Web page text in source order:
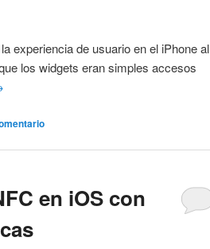
experiencia de usuario en el iPhone al
los widgets eran simples accesos
en iOS con